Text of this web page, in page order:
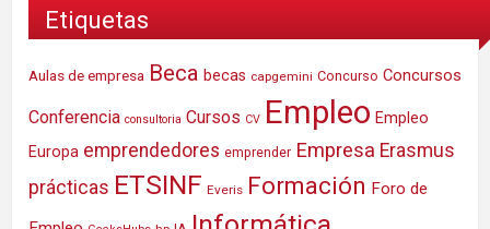
Etiquetas
Aulas de empresa Beca becas capgemini Concurso Concursos
Conferencia consultoria Cursos CV Empleo Empleo
Europa emprendedores emprender Empresa Erasmus
prácticas ETSINF Everis Formación Foro de